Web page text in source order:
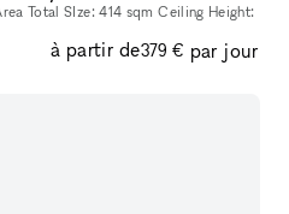
à partir de379 € par jour